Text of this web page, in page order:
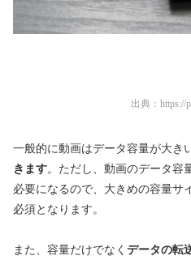
出典： https://
一般的に動画はデータ容量が大き
きます。ただし、動画のデータ容
必要になるので、大きめの容量サ
必須となります。
また、容量だけでなく データの転